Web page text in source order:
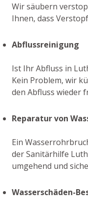
Wir säubern
Ihnen, dass
Abflussreinigung
Ist Ihr Abfluss in
Kein Problem, wir
den Abfluss wieder
Reparatur von
Ein
der Sanitärhilfe
umgehend und
Wasserschäden-